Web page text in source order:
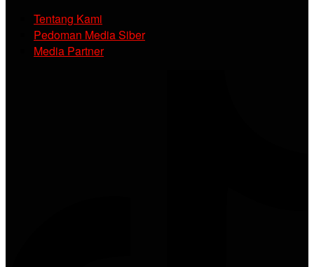
Tentang Kami
Pedoman Media Siber
Media Partner